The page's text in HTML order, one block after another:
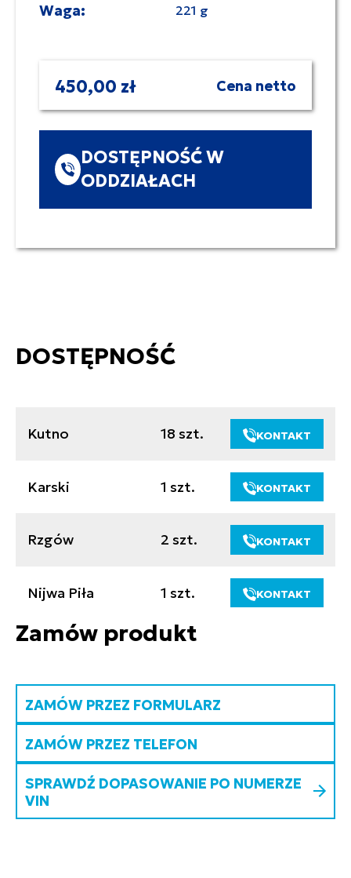
Waga: 221 g
450,00 zł Cena netto
DOSTĘPNOŚĆ W
ODDZIAŁACH
DOSTĘPNOŚĆ
Kutno 18 szt. KONTAKT
Karski 1 szt. KONTAKT
Rzgów 2 szt. KONTAKT
Nijwa Piła 1 szt. KONTAKT
Zamów produkt
ZAMÓW PRZEZ FORMULARZ
ZAMÓW PRZEZ TELEFON
SPRAWDŹ DOPASOWANIE PO NUMERZE
VIN